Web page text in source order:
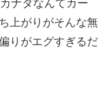
ナダなんてカー
上がりがそんな無
りがエグすぎるだ